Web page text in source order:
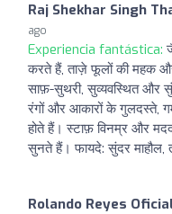
Raj Shekhar Singh
ago
Experiencia fantástica:
करते हैं, ताज़े फूलों की महक
साफ़-सुथरी, सुव्यवस्थित और
रंगों और आकारों के गुलदस्ते,
होते हैं। स्टाफ़ विनम्र और
सुनते हैं। फायदे: सुंदर माहौल,
Rolando Reyes